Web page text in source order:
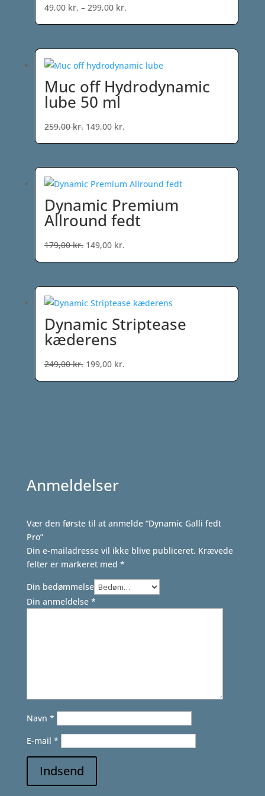
49,00 kr. – 299,00 kr.Prisinterval:
49,00 kr.
299,00 kr.
Muc off Hydrodynamic
lube 50 ml
259,00kr. Den
oprindelige
259,00 kr..
149,00 kr.
aktuelle
149,00 kr..
Dynamic Premium
Allround fedt
179,00kr. Den
oprindelige
179,00 kr..
149,00 kr.Den
aktuelle
149,00 kr..
Dynamic Striptease
kæderens
249,00kr. Den
oprindelige
199,00 kr.
aktuelle
Anmeldelser
Vær den første til at anmelde “Dynamic Galli fedt
Pro”
Din e-mailadresse vil ikke blive publiceret. Krævede
felter er markeret med *
Din bedømmelse
Din anmeldelse *
Navn *
E-mail *
Indsend